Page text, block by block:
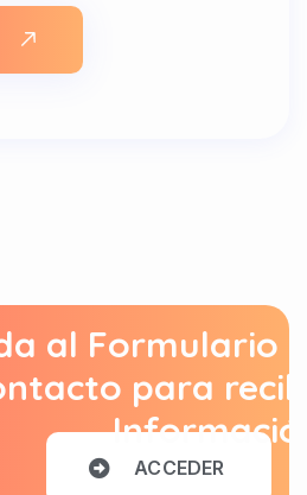
al Formulario
para
ACCEDER